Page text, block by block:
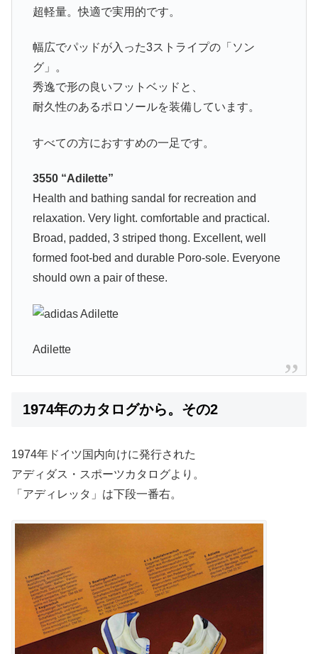
超軽量。快適で実用的です。
幅広でパッドが入った3ストライプの「ソン
グ」。
秀逸で形の良いフットベッドと、
耐久性のあるポロソールを装備しています。
すべての方におすすめの一足です。
3550 “Adilette”
Health and bathing sandal for recreation and
relaxation. Very light. comfortable and practical.
Broad, padded, 3 striped thong. Excellent, well
formed foot-bed and durable Poro-sole. Everyone
should own a pair of these.
Adilette
1974年のカタログから。その2
1974年ドイツ国内向けに発行された
アディダス・スポーツカタログより。
「アディレッタ」は下段一番右。